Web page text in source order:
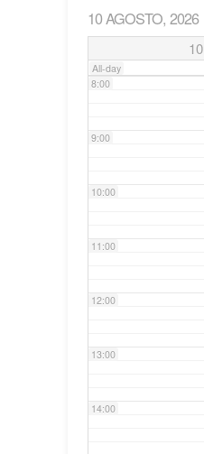
10 AGOSTO, 2026
10
All-day
7:00
8:00
9:00
10:00
11:00
12:00
13:00
14:00